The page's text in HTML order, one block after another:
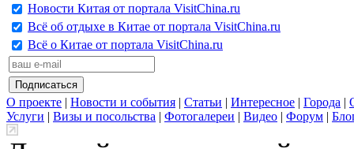
Новости Китая от портала VisitChina.ru
Всё об отдыхе в Китае от портала VisitChina.ru
Всё о Китае от портала VisitChina.ru
О проекте | Новости и события | Статьи | Интересное | Города |
Услуги | Визы и посольства | Фотогалереи | Видео | Форум |